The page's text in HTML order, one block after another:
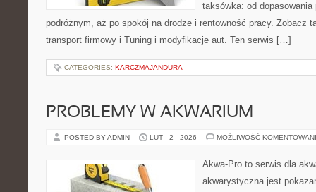
taksówka: od
podróżnym, aż po spokój na drodze i rentowność pracy. Zobacz
transport firmowy i Tuning i modyfikacje aut. Ten serwis […]
CATEGORIES: KARCZMAJANDURA
PROBLEMY W AKWARIUM
POSTED BY ADMIN LUT - 2 - 2026 MOŻLIWOŚĆ
Akwa-Pro to serwis dla
akwarystyczna jest